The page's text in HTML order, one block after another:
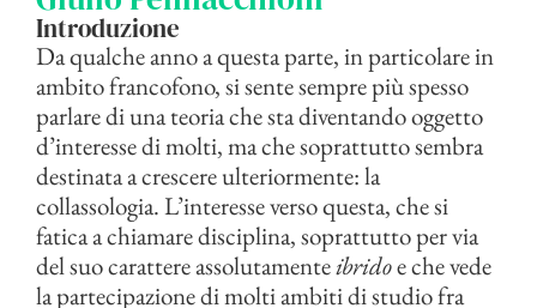
Introduzione
Da qualche anno a questa parte, in particolare in
ambito francofono, si sente sempre più spesso
parlare di una teoria che sta diventando oggetto
d’interesse di molti, ma che soprattutto sembra
destinata a crescere ulteriormente: la
collassologia. L’interesse verso questa, che si
fatica a chiamare disciplina, soprattutto per via
del suo carattere assolutamenteibridoe che vede
la partecipazione di molti ambiti di studio fra